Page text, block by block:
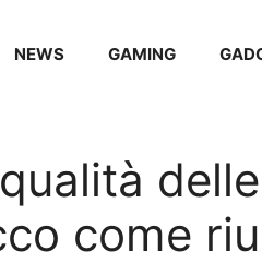
NEWS GAMING
come